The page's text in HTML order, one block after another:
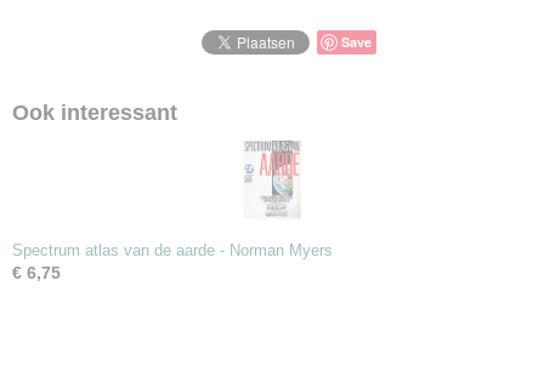
Save
Ook interessant
Spectrum atlas van de aarde - Norman Myers
€ 6,75